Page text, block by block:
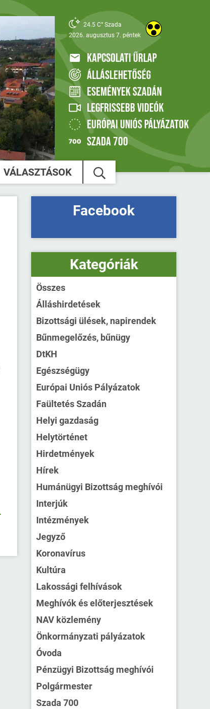
24.5 C° Szada
2026. augusztus 7. péntek
KAPCSOLATI ŰRLAP
ÁLLÁSLEHETŐSÉG
ESEMÉNYEK SZADÁN
LEGFRISSEBB VIDEÓK
EURÓPAI UNIÓS PÁLYÁZATOK
SZADA 700
VÁLASZTÁSOK
Facebook
Kategóriák
Összes
Álláshirdetések
Bizottsági ülések, napirendek
Bűnmegelőzés, bűnügy
DtKH
Egészségügy
Európai Uniós Pályázatok
Faültetés Szadán
Helyi gazdaság
Helytörténet
Hirdetmények
Hírek
Humánügyi Bizottság meghívói
Interjúk
Intézmények
Jegyző
Koronavírus
Kultúra
Lakossági felhívások
Meghívók és előterjesztések
NAV közlemény
Önkormányzati pályázatok
Óvoda
Pénzügyi Bizottság meghívói
Polgármester
Szada 700